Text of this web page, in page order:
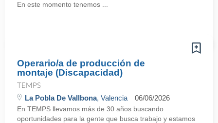
En este momento tenemos ...
Operario/a de producción de
montaje (Discapacidad)
TEMPS
La Pobla De Vallbona, Valencia 06/06/2026
En TEMPS llevamos más de 30 años buscando
oportunidades para la gente que busca trabajo y estamos